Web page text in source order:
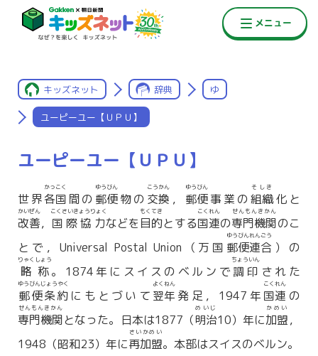
キッズネット 辞典 ゆ
ユーピーユー【ＵＰＵ】
ユーピーユー【ＵＰＵ】
世界各国
かっこく
間の 郵便
ゆうびん
物の 交換
こうかん
， 郵便
ゆうびん
事業の組織
そしき
化と
改善
かいぜん
， 国際協力
こくさいきょうりょく
などを 目的
もくてき
とする国連
こくれん
の専門機関
せんもんきかん
のこ
とで，Universal Postal Union（万国 郵便連合
ゆうびんれんごう
）の
略称
りゃくしょう
。1874年にスイスのベルンで 調印
ちょういん
された
郵便条約
ゆうびんじょうやく
にもとづいて 翌年
よくねん
発足，1947年 国連
こくれん
の
専門機関
せんもんきかん
となった。日本は1877（明治
めいじ
10）年に加盟
かめい
，
1948（昭和23）年に再加盟
さいかめい
。本部はスイスのベルン。